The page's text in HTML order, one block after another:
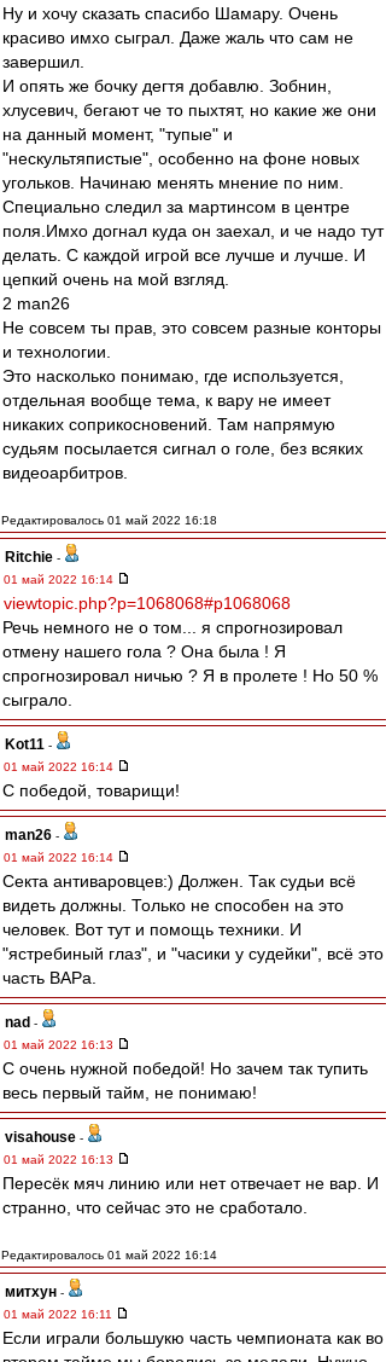
Ну и хочу сказать спасибо Шамару. Очень
красиво имхо сыграл. Даже жаль что сам не
завершил.
И опять же бочку дегтя добавлю. Зобнин,
хлусевич, бегают че то пыхтят, но какие же они
на данный момент, "тупые" и
"нескультяпистые", особенно на фоне новых
угольков. Начинаю менять мнение по ним.
Специально следил за мартинсом в центре
поля.Имхо догнал куда он заехал, и че надо тут
делать. С каждой игрой все лучше и лучше. И
цепкий очень на мой взгляд.
2 man26
Не совсем ты прав, это совсем разные конторы
и технологии.
Это насколько понимаю, где используется,
отдельная вообще тема, к вару не имеет
никаких соприкосновений. Там напрямую
судьям посылается сигнал о голе, без всяких
видеоарбитров.
Редактировалось 01 май 2022 16:18
Ritchie -
01 май 2022 16:14
viewtopic.php?p=1068068#p1068068
Речь немного не о том... я спрогнозировал
отмену нашего гола ? Она была ! Я
спрогнозировал ничью ? Я в пролете ! Но 50 %
сыграло.
Kot11 -
01 май 2022 16:14
С победой, товарищи!
man26 -
01 май 2022 16:14
Секта антиваровцев:) Должен. Так судьи всё
видеть должны. Только не способен на это
человек. Вот тут и помощь техники. И
"ястребиный глаз", и "часики у судейки", всё это
часть ВАРа.
nad -
01 май 2022 16:13
С очень нужной победой! Но зачем так тупить
весь первый тайм, не понимаю!
visahouse -
01 май 2022 16:13
Пересёк мяч линию или нет отвечает не вар. И
странно, что сейчас это не сработало.
Редактировалось 01 май 2022 16:14
митхун -
01 май 2022 16:11
Если играли большукю часть чемпионата как во